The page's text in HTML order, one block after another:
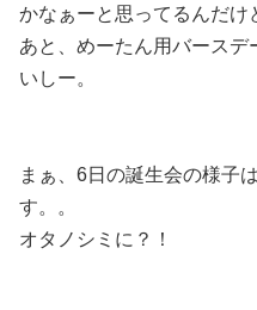
かなぁーと思ってるんだけ
あと、めーたん用バース
いしー。
まぁ、6日の誕生会の様子
す。。
オタノシミに？！